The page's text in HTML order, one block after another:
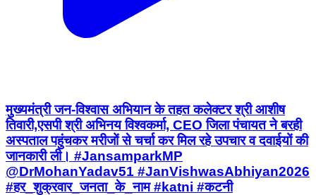
मुख्यमंत्री जन-विश्वास अभियान के तहत कलेक्टर श्री आशीष
तिवारी,एसपी श्री अभिनय विश्वकर्मा, CEO जिला पंचायत ने बरही
अस्पताल पहुंचकर मरीजों से चर्चा कर मिल रहे उपचार व दवाईयों की
जानकारी ली। #JansamparkMP
@DrMohanYadav51 #JanVishwasAbhiyan2026
#हर_शुक्रवार_जनता_के_नाम #katni #कटनी